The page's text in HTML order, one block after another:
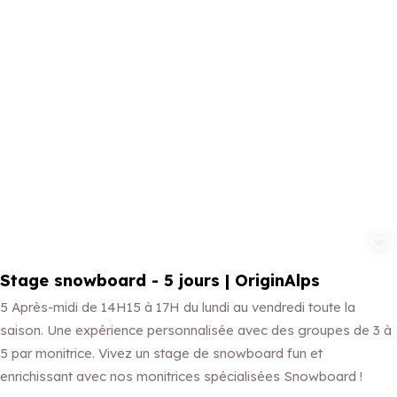
Stage snowboard - 5 jours | OriginAlps
5 Après-midi de 14H15 à 17H du lundi au vendredi toute la
saison. Une expérience personnalisée avec des groupes de 3 à
5 par monitrice. Vivez un stage de snowboard fun et
enrichissant avec nos monitrices spécialisées Snowboard !